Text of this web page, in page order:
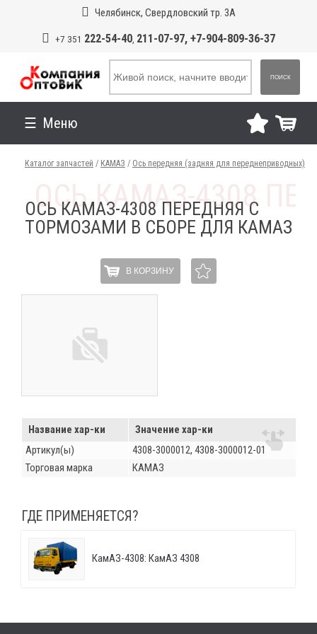
Челябинск, Свердловский тр. 3А
+7 351 222-54-40, 211-07-97, +7-904-809-36-37
ПОИСК
Меню
Каталог запчастей / КАМАЗ / Ось передняя (задняя для переднеприводных)
ОСЬ КАМАЗ-4308 ПЕРЕДНЯЯ С
ТОРМОЗАМИ В СБОРЕ ДЛЯ КАМАЗ
В КОРЗИНУ
Название хар-ки
Значение хар-ки
Артикул(ы)
4308-3000012, 4308-3000012-01
Торговая марка
КАМАЗ
ГДЕ ПРИМЕНЯЕТСЯ?
КамАЗ-4308: КамАЗ 4308